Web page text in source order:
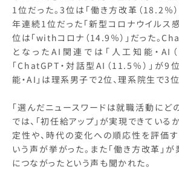
1位だった。3位は「働き方改革（18.2％
年連続1位だった「新型コロナウイルス感
位は「withコロナ（14.9％）」だった。
となったAI関連では「人工知能・AI（
「ChatGPT・対話型AI（11.5％）」が9
能・AI」は理系男子で2位、理系院生で3位
「選んだニュースワードは就職活動にど
では、「初任給アップ」が実現できている
定性や、時代の変化への順応性を評価
いう声が挙がった。また「働き方改革」
につながったという声も聞かれた。